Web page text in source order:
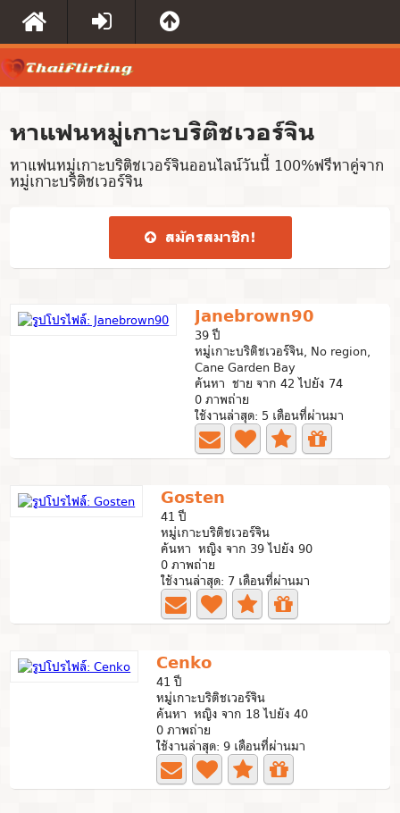
หาแฟนหมู่เกาะบริติชเวอร์จิน
หาแฟนหมู่เกาะบริติชเวอร์จินออนไลน์วันนี้ 100%ฟรีหาคู่จาก
หมู่เกาะบริติชเวอร์จิน
สมัคร​สมาชิก​!
Janebrown90
39 ปี
หมู่เกาะบริติชเวอร์จิน, No region,
Cane Garden Bay
ค้นหา ชาย จาก 42 ไปยัง 74
0 ภาพถ่าย
ใช้งานล่าสุด: 5 เดือนที่ผ่านมา
Gosten
41 ปี
หมู่เกาะบริติชเวอร์จิน
ค้นหา หญิง จาก 39 ไปยัง 90
0 ภาพถ่าย
ใช้งานล่าสุด: 7 เดือนที่ผ่านมา
Cenko
41 ปี
หมู่เกาะบริติชเวอร์จิน
ค้นหา หญิง จาก 18 ไปยัง 40
0 ภาพถ่าย
ใช้งานล่าสุด: 9 เดือนที่ผ่านมา